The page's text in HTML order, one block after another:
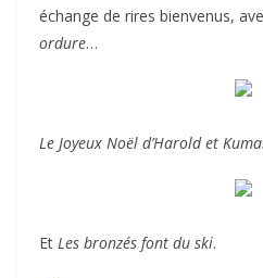
échange de rires bienvenus,
ordure…
Le Joyeux Noël d’Harold et
Et Les bronzés font du ski.